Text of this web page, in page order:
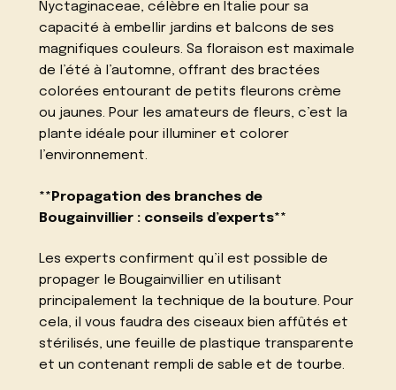
Nyctaginaceae, célèbre en Italie pour sa
capacité à embellir jardins et balcons de ses
magnifiques couleurs. Sa floraison est maximale
de l’été à l’automne, offrant des bractées
colorées entourant de petits fleurons crème
ou jaunes. Pour les amateurs de fleurs, c’est la
plante idéale pour illuminer et colorer
l’environnement.
**Propagation des branches de
Bougainvillier : conseils d’experts**
Les experts confirment qu’il est possible de
propager le Bougainvillier en utilisant
principalement la technique de la bouture. Pour
cela, il vous faudra des ciseaux bien affûtés et
stérilisés, une feuille de plastique transparente
et un contenant rempli de sable et de tourbe.